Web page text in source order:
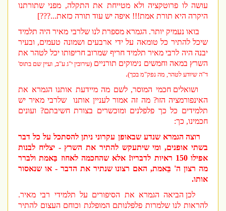
עושה לו פרוטקציה ולא מטייחת את התקלה, מפני שתורתנו
היקרה היא תורת אמת!!! איפה יש עוד תורה כזאת...???]
בואו נעמיק יותר. הגמרא מספרת לנו שלרבי מאיר היה תלמיד
שיכל להתיר כל טומאה על ידי ארבעים ושמונה טעמים, ובעיר
יבנה היה לרבי מאיר תלמיד חריף שמרוב חריפותו יכל לטהר את
השרץ במאה וחמשים נימוקים תורניים(עירובין י"ג ע"ב, ועיין שם בתוס'
ד"ה שיודע לטהר, מה נפק"מ בכך).
ושואלים חכמי המוסר, לשם מה מיידעת אותנו הגמרא את
האינפורמציה הזו? מה זה אמור לעניין אותנו
שלרבי מאיר יש
תלמידים כל כך פלפלנים ומוכשרים בצורת חשיבתם? ועונים
חכמינו, כך:
רוצה הגמרא שנדע שבאופן עקרוני ניתן להסתכל על כל דבר
בשתי אופנים, ומי שיתעקש להתיר את השרץ - יצליח לבנות
אפילו 150 ראיות לדבריו! אלא שהחכמה לאחוז בַּאמת ולברר
מה רצון ה' בֵּאמת, האם רצונו שנתיר את הדבר - או שנאסור
אותו.
לכן הביאה הגמרא את הסיפורים על תלמידי רבי מאיר.
להראות לנו שלמרות פלפלנותם המופלגת וכוחם העצום להתיר